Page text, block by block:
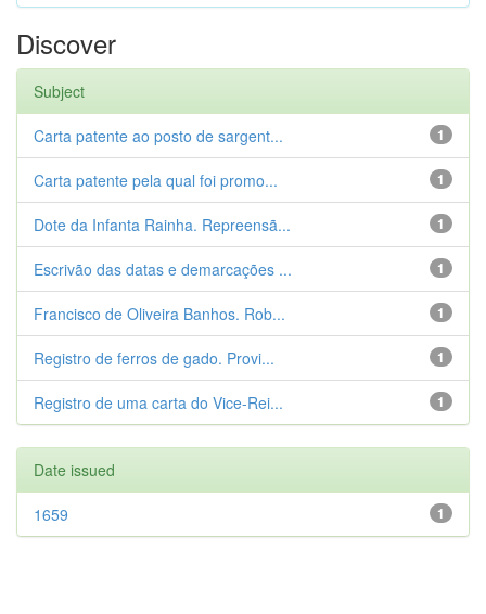
Discover
Subject
1
Carta patente ao posto de sargent...
1
Carta patente pela qual foi promo...
1
Dote da Infanta Rainha. Repreensã...
1
Escrivão das datas e demarcações ...
1
Francisco de Oliveira Banhos. Rob...
1
Registro de ferros de gado. Provi...
1
Registro de uma carta do Vice-Rei...
Date issued
1
1659